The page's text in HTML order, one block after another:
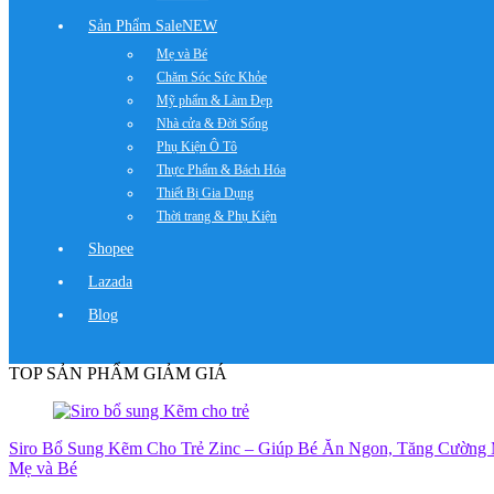
Sản Phẩm SaleNEW
Mẹ và Bé
Chăm Sóc Sức Khỏe
Mỹ phẩm & Làm Đẹp
Nhà cửa & Đời Sống
Phụ Kiện Ô Tô
Thực Phẩm & Bách Hóa
Thiết Bị Gia Dụng
Thời trang & Phụ Kiện
Shopee
Lazada
Blog
TOP SẢN PHẨM GIẢM GIÁ
Siro Bổ Sung Kẽm Cho Trẻ Zinc – Giúp Bé Ăn Ngon, Tăng Cường
Mẹ và Bé